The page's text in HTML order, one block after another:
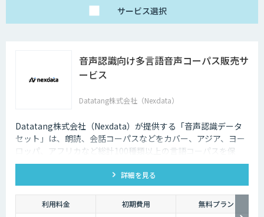
サービス選択
音声認識向け多言語音声コーパス販売サ
ービス
Datatang株式会社（Nexdata）
Datatang株式会社（Nexdata）が提供する「音声認識データ
セット」は、朗読、会話コーパスなどをカバー、アジア、ヨー
ロッパ、アフリカなど総計100種類以上の言語コーパスを保
有、様々な音声認識・合成タスクに対応可能です。
詳細を見る
利用料金 初期費用 無料プラン